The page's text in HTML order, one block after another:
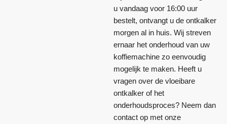
u vandaag voor 16:00 uur
bestelt, ontvangt u de ontkalker
morgen al in huis. Wij streven
ernaar het onderhoud van uw
koffiemachine zo eenvoudig
mogelijk te maken. Heeft u
vragen over de vloeibare
ontkalker of het
onderhoudsproces? Neem dan
contact op met onze